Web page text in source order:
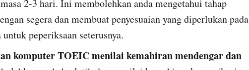
2-3 hari. Ini membolehkan anda mengetahui tahap
segera dan membuat penyesuaian yang diperlukan pada
untuk peperiksaan seterusnya.
komputer TOEIC menilai kemahiran mendengar dan